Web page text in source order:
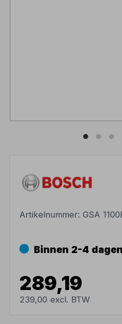
Artikelnummer:GSA
Binnen 2-4
289,19
239,00 excl. BTW